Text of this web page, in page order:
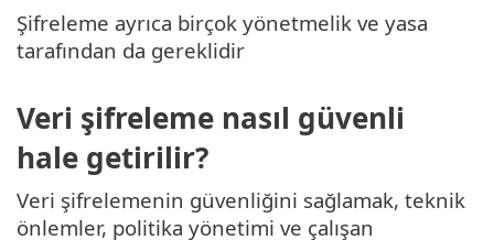
Şifreleme ayrıca birçok yönetmelik ve yasa
tarafından da gereklidir
Veri şifreleme nasıl güvenli
hale getirilir?
Veri şifrelemenin güvenliğini sağlamak, teknik
önlemler, politika yönetimi ve çalışan